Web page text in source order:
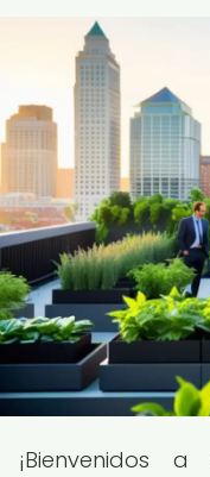
¡Bienvenidos a